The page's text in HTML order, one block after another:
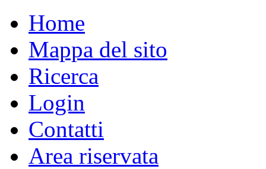
Home
Mappa del sito
Ricerca
Login
Contatti
Area riservata